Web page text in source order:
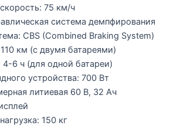
75 км/ч
система демпфирования
CBS (Combined Braking System)
км (с двумя батареями)
4-6 ч (для одной батареи)
устройства: 700 Вт
литиевая 60 В, 32 Ач
150 кг